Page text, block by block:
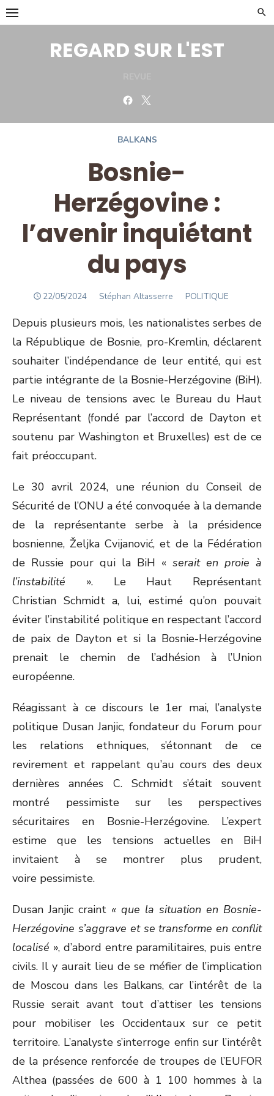
Skip
to
REGARD SUR L'EST
Facebook
BALKANS
Bosnie-
Herzégovine :
l’avenir inquiétant
du pays
POSTED
22/05/2024 Author
Stéphan Altasserre POLITIQUE
Depuis plusieurs mois, les nationalistes serbes de
la République de Bosnie, pro-Kremlin, déclarent
souhaiter l’indépendance de leur entité, qui est
partie intégrante de la Bosnie-Herzégovine (BiH).
Le niveau de tensions avec le Bureau du Haut
Représentant (fondé par l’accord de Dayton et
soutenu par Washington et Bruxelles) est de ce
fait préoccupant.
Le 30 avril 2024, une réunion du Conseil de
Sécurité de l’ONU a été convoquée à la demande
de la représentante serbe à la présidence
bosnienne, Željka Cvijanović, et de la Fédération
de Russie pour qui la BiH « serait en proie à
l’instabilité ». Le Haut Représentant
Christian Schmidt a, lui, estimé qu’on pouvait
éviter l’instabilité politique en respectant l’accord
de paix de Dayton et si la Bosnie-Herzégovine
prenait le chemin de l’adhésion à l’Union
européenne.
Réagissant à ce discours le 1er mai, l’analyste
politique Dusan Janjic, fondateur du Forum pour
les relations ethniques, s’étonnant de ce
revirement et rappelant qu’au cours des deux
dernières années C. Schmidt s’était souvent
montré pessimiste sur les perspectives
sécuritaires en Bosnie-Herzégovine. L’expert
estime que les tensions actuelles en BiH
invitaient à se montrer plus prudent,
voire pessimiste.
Dusan Janjic craint « que la situation en Bosnie-
Herzégovine s’aggrave et se transforme en conflit
localisé », d’abord entre paramilitaires, puis entre
civils. Il y aurait lieu de se méfier de l’implication
de Moscou dans les Balkans, car l’intérêt de la
Russie serait avant tout d’attiser les tensions
pour mobiliser les Occidentaux sur ce petit
territoire. L’analyste s’interroge enfin sur l’intérêt
de la présence renforcée de troupes de l’EUFOR
Althea (passées de 600 à 1 100 hommes à la